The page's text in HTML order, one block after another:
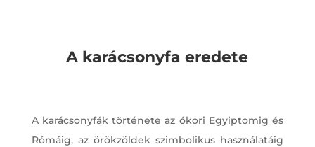
A karácsonyfa eredete
A karácsonyfák története az ókori Egyiptomig és
Rómáig, az örökzöldek szimbolikus használatáig